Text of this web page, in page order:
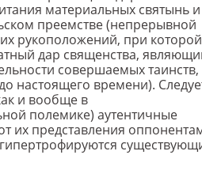
материальных святынь и
преемстве (непрерывной
рукоположений, при которой
дар священства,
совершаемых таинств,
настоящего времени).
и вообще в
полемике) аутентичные
их представления